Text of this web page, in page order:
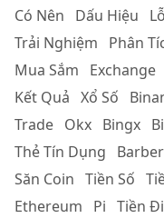
Có Nên
Dấu Hiệu
Trải Nghiệm
Phân
Mua Sắm
Exchange
Kết Quả Xổ Số
Trade Okx Bingx
Thẻ Tín Dụng
Săn Coin Tiền Số
Ethereum
Pi Tiền